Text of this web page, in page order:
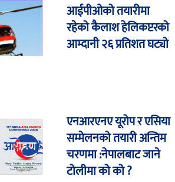
आईपीओको तयारीमा
रहेको कैलाश हेलिकप्टरको
आम्दानी २६ प्रतिशत घट्यो
एनआरएनए यूरोप र एसिया
सम्मेलनको तयारी अन्तिम
चरणमा :नेपालबाट जाने
टोलीमा को को ?